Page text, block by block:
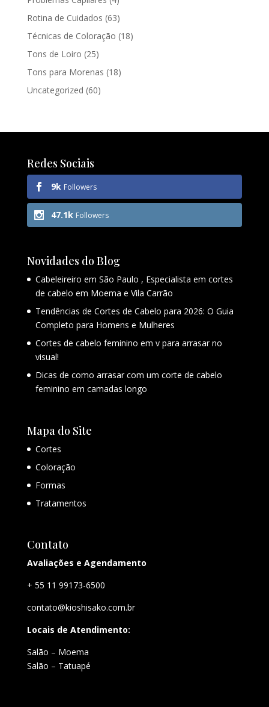
Rotina de Cuidados (63)
Técnicas de Coloração (18)
Tons de Loiro (25)
Tons para Morenas (18)
Uncategorized (60)
Redes Sociais
9k Followers
47.1k Followers
Novidades do Blog
Cabeleireiro em São Paulo , Especialista em cortes
de cabelo em Moema e Vila Carrão
Tendências de Cortes de Cabelo para 2026: O Guia
Completo para Homens e Mulheres
Cortes de cabelo feminino em v para arrasar no
visual!
Dicas de como arrasar com um corte de cabelo
feminino em camadas longo
Mapa do Site
Cortes
Coloração
Formas
Tratamentos
Contato
Avaliações e Agendamento
+ 55 11 99173-6500
contato@kioshisako.com.br
Locais de Atendimento:
Salão – Moema
Salão – Tatuapé